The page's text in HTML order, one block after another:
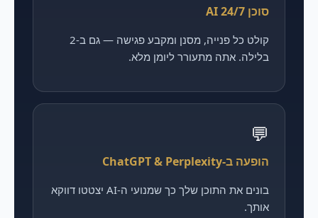
סוכן AI 24/7
קולט כל פנייה, מסנן ומקבע פגישה — גם ב-2
בלילה. אתה מתעורר ליומן מלא.
💬
הופעה ב-ChatGPT & Perplexity
בונים את התוכן שלך כך שמנועי ה-AI יצטטו דווקא
אותך.